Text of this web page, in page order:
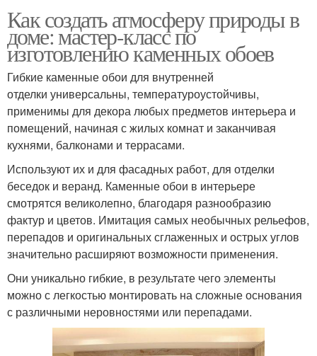
Как создать атмосферу природы в
доме: мастер-класс по
изготовлению каменных обоев
Гибкие каменные обои для внутренней
отделки универсальны, температуроустойчивы,
применимы для декора любых предметов интерьера и
помещений, начиная с жилых комнат и заканчивая
кухнями, балконами и террасами.
Используют их и для фасадных работ, для отделки
беседок и веранд. Каменные обои в интерьере
смотрятся великолепно, благодаря разнообразию
фактур и цветов. Имитация самых необычных рельефов,
перепадов и оригинальных сглаженных и острых углов
значительно расширяют возможности применения.
Они уникально гибкие, в результате чего элементы
можно с легкостью монтировать на сложные основания
с различными неровностями или перепадами.